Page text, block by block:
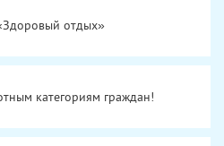
отдых»
категориям граждан!